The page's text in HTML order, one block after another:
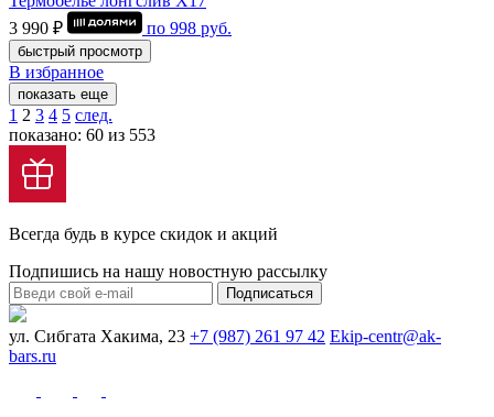
3 990 ₽
по 998 руб.
быстрый просмотр
В избранное
показать еще
1 2 3 4 5 след.
показано: 60 из 553
Всегда будь в курсе скидок и акций
Подпишись на нашу новостную рассылку
Подписаться
ул. Сибгата Хакима, 23 +7 (987) 261 97 42 Ekip-centr@ak-
bars.ru